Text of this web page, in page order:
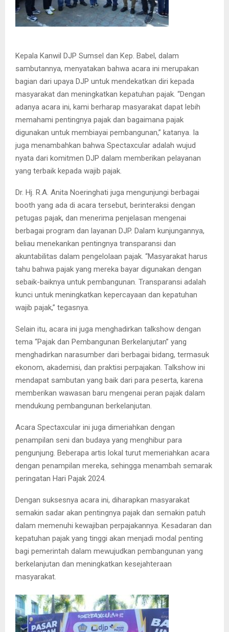
Kepala Kanwil DJP Sumsel dan Kep. Babel, dalam
sambutannya, menyatakan bahwa acara ini merupakan
bagian dari upaya DJP untuk mendekatkan diri kepada
masyarakat dan meningkatkan kepatuhan pajak. “Dengan
adanya acara ini, kami berharap masyarakat dapat lebih
memahami pentingnya pajak dan bagaimana pajak
digunakan untuk membiayai pembangunan,” katanya. Ia
juga menambahkan bahwa Spectaxcular adalah wujud
nyata dari komitmen DJP dalam memberikan pelayanan
yang terbaik kepada wajib pajak.
Dr. Hj. R.A. Anita Noeringhati juga mengunjungi berbagai
booth yang ada di acara tersebut, berinteraksi dengan
petugas pajak, dan menerima penjelasan mengenai
berbagai program dan layanan DJP. Dalam kunjungannya,
beliau menekankan pentingnya transparansi dan
akuntabilitas dalam pengelolaan pajak. “Masyarakat harus
tahu bahwa pajak yang mereka bayar digunakan dengan
sebaik-baiknya untuk pembangunan. Transparansi adalah
kunci untuk meningkatkan kepercayaan dan kepatuhan
wajib pajak,” tegasnya.
Selain itu, acara ini juga menghadirkan talkshow dengan
tema “Pajak dan Pembangunan Berkelanjutan” yang
menghadirkan narasumber dari berbagai bidang, termasuk
ekonom, akademisi, dan praktisi perpajakan. Talkshow ini
mendapat sambutan yang baik dari para peserta, karena
memberikan wawasan baru mengenai peran pajak dalam
mendukung pembangunan berkelanjutan.
Acara Spectaxcular ini juga dimeriahkan dengan
penampilan seni dan budaya yang menghibur para
pengunjung. Beberapa artis lokal turut memeriahkan acara
dengan penampilan mereka, sehingga menambah semarak
peringatan Hari Pajak 2024.
Dengan suksesnya acara ini, diharapkan masyarakat
semakin sadar akan pentingnya pajak dan semakin patuh
dalam memenuhi kewajiban perpajakannya. Kesadaran dan
kepatuhan pajak yang tinggi akan menjadi modal penting
bagi pemerintah dalam mewujudkan pembangunan yang
berkelanjutan dan meningkatkan kesejahteraan
masyarakat.